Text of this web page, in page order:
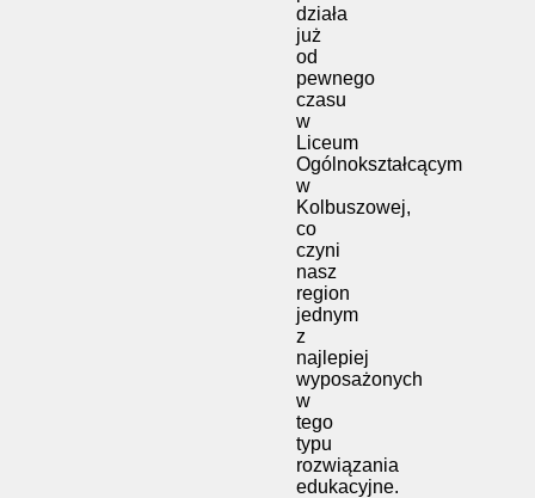
działa
już
od
pewnego
czasu
w
Liceum
Ogólnokształcącym
w
Kolbuszowej,
co
czyni
nasz
region
jednym
z
najlepiej
wyposażonych
w
tego
typu
rozwiązania
edukacyjne.